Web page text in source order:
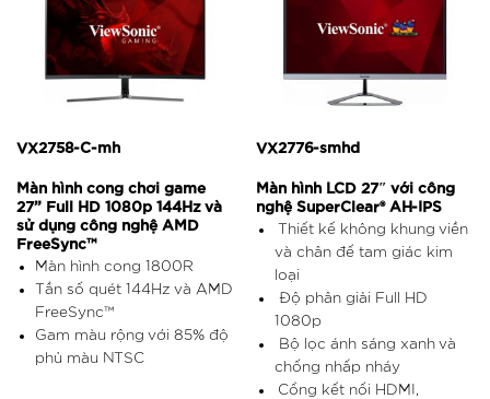
VX2758-C-mh
Màn hình cong chơi game
27” Full HD 1080p 144Hz và
sử dụng công nghệ AMD
FreeSync™
Màn hình cong 1800R
Tần số quét 144Hz và AMD
FreeSync™
Gam màu rộng với 85% độ
phủ màu NTSC
VX2776-smhd
Màn hình LCD 27″ với công
nghệ SuperClear® AH-IPS
Thiết kế không khung viền
và chân đế tam giác kim
loại
Độ phân giải Full HD
1080p
Bộ lọc ánh sáng xanh và
chống nhấp nháy
Cổng kết nối HDMI,